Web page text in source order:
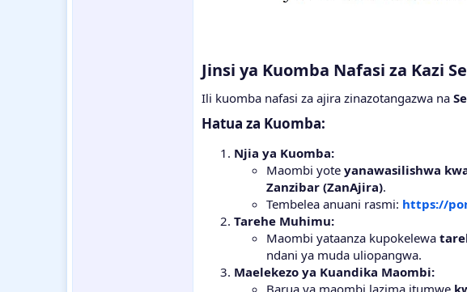
Jinsi ya Kuomba Nafasi za Kazi
Ili kuomba nafasi za ajira zinazotangazwa na
Hatua za Kuomba:
Njia ya Kuomba:
Maombi yote yanawasilishwa
Zanzibar (ZanAjira).
Tembelea anuani rasmi: https://
Tarehe Muhimu:
Maombi yataanza kupokelewa
ndani ya muda uliopangwa.
Maelekezo ya Kuandika Maombi:
Barua ya maombi lazima itumwe